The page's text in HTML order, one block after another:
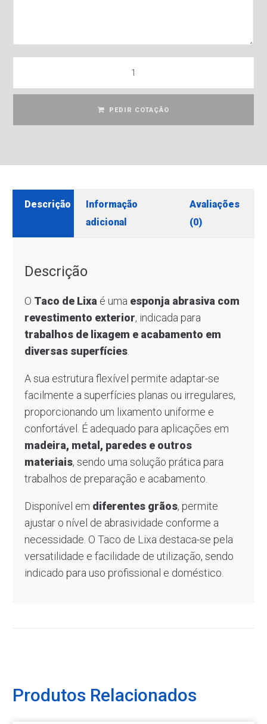
PEDIR COTAÇÃO
Descrição
Informação
adicional
Avaliações
(0)
Descrição
O Taco de Lixa é uma esponja abrasiva com
revestimento exterior, indicada para
trabalhos de lixagem e acabamento em
diversas superfícies.
A sua estrutura flexível permite adaptar-se
facilmente a superfícies planas ou irregulares,
proporcionando um lixamento uniforme e
confortável. É adequado para aplicações em
madeira, metal, paredes e outros
materiais, sendo uma solução prática para
trabalhos de preparação e acabamento.
Disponível em diferentes grãos, permite
ajustar o nível de abrasividade conforme a
necessidade. O Taco de Lixa destaca-se pela
versatilidade e facilidade de utilização, sendo
indicado para uso profissional e doméstico.
Produtos Relacionados